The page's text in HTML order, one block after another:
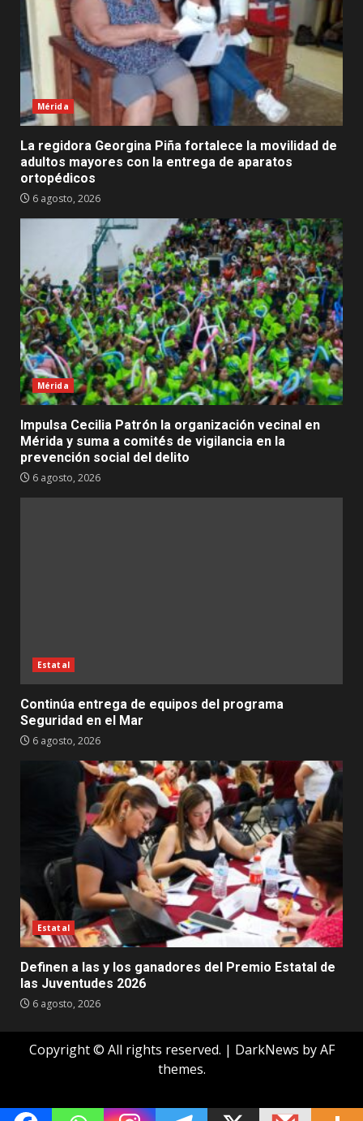
Mérida
La regidora Georgina Piña fortalece la movilidad de
adultos mayores con la entrega de aparatos
ortopédicos
6 agosto, 2026
Mérida
Impulsa Cecilia Patrón la organización vecinal en
Mérida y suma a comités de vigilancia en la
prevención social del delito
6 agosto, 2026
Estatal
Continúa entrega de equipos del programa
Seguridad en el Mar
6 agosto, 2026
Estatal
Definen a las y los ganadores del Premio Estatal de
las Juventudes 2026
6 agosto, 2026
Copyright © All rights reserved. | DarkNews by AF
themes.